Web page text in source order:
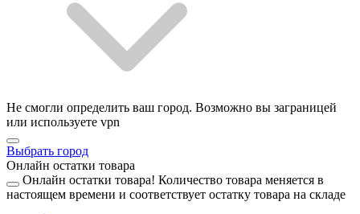
Не смогли определить ваш город. Возможно вы заграницей
или используете vpn
Выбрать город
Онлайн остатки товара
Онлайн остатки товара! Количество товара меняется в
настоящем времени и соответствует остатку товара на складе